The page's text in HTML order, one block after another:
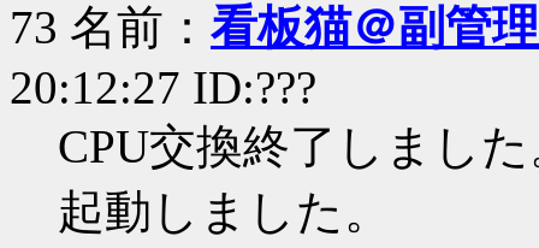
73 名前： 看板猫＠副管
20:12:27 ID:???
CPU交換終了しまし
起動しました。